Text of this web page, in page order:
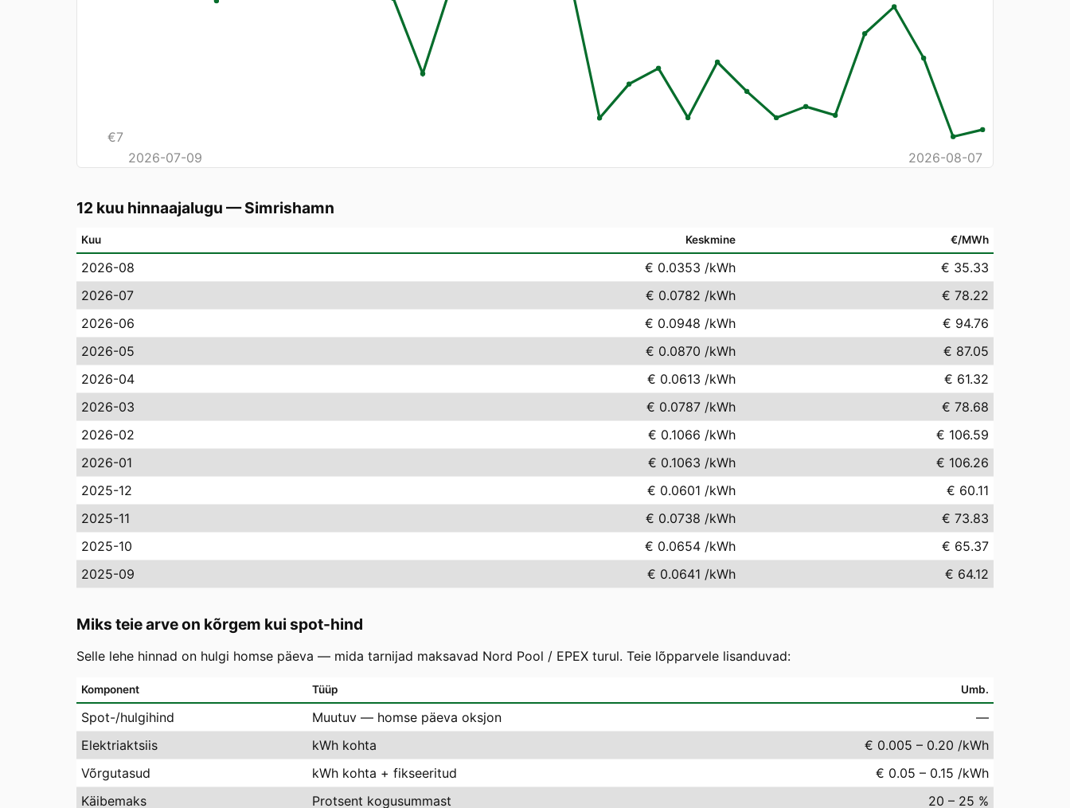
€7
2026-07-09
2026-08-07
12 kuu hinnaajalugu —Simrishamn
Kuu Keskmine €/MWh
2026-08 € 0.0353 /kWh
€ 35.33
2026-07
€ 0.0782 /kWh
€ 78.22
2026-06
€ 0.0948 /kWh
€ 94.76
2026-05
€ 0.0870 /kWh
€ 87.05
2026-04
€ 0.0613 /kWh
€ 61.32
2026-03
€ 0.0787 /kWh
€ 78.68
2026-02
€ 0.1066 /kWh
€ 106.59
2026-01
€ 0.1063 /kWh
€ 106.26
2025-12
€ 0.0601 /kWh
€ 60.11
2025-11
€ 0.0738 /kWh
€ 73.83
2025-10
€ 0.0654 /kWh
€ 65.37
2025-09
€ 0.0641 /kWh € 64.12
Miks teie arve on kõrgem kui spot-hind
Selle lehe hinnad on hulgi homse päeva — mida tarnijad maksavad Nord Pool / EPEX turul. Teie lõpparvele lisanduvad:
Komponent Tüüp Umb.
Spot-/hulgihind Muutuv — homse päeva oksjon
—
Elektriaktsiis
kWh kohta
€ 0.005 – 0.20 /kWh
Võrgutasud
kWh kohta + fikseeritud
€ 0.05 – 0.15 /kWh
Käibemaks
Protsent kogusummast 20 – 25 %